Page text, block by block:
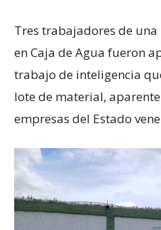
Tres trabajadores de
en Caja de Agua fueron
trabajo de inteligencia
lote de material,
empresas del Estado